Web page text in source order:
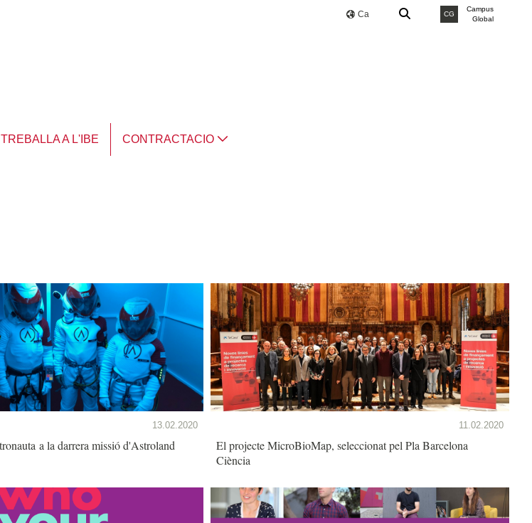
Ca CG
Campus
Global
TREBALLA A L'IBE CONTRACTACIO
13.02.2020
Iñaki Ruiz-Trillo, astronauta a la darrera missió d'Astroland
11.02.2020
El projecte MicroBioMap, seleccionat pel Pla Barcelona
Ciència